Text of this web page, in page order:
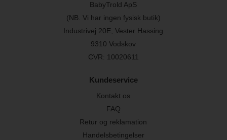
BabyTrold ApS
(NB. Vi har ingen fysisk butik)
Industrivej 20E, Vester Hassing
9310 Vodskov
CVR: 10020611
Kundeservice
Kontakt os
FAQ
Retur og reklamation
Handelsbetingelser